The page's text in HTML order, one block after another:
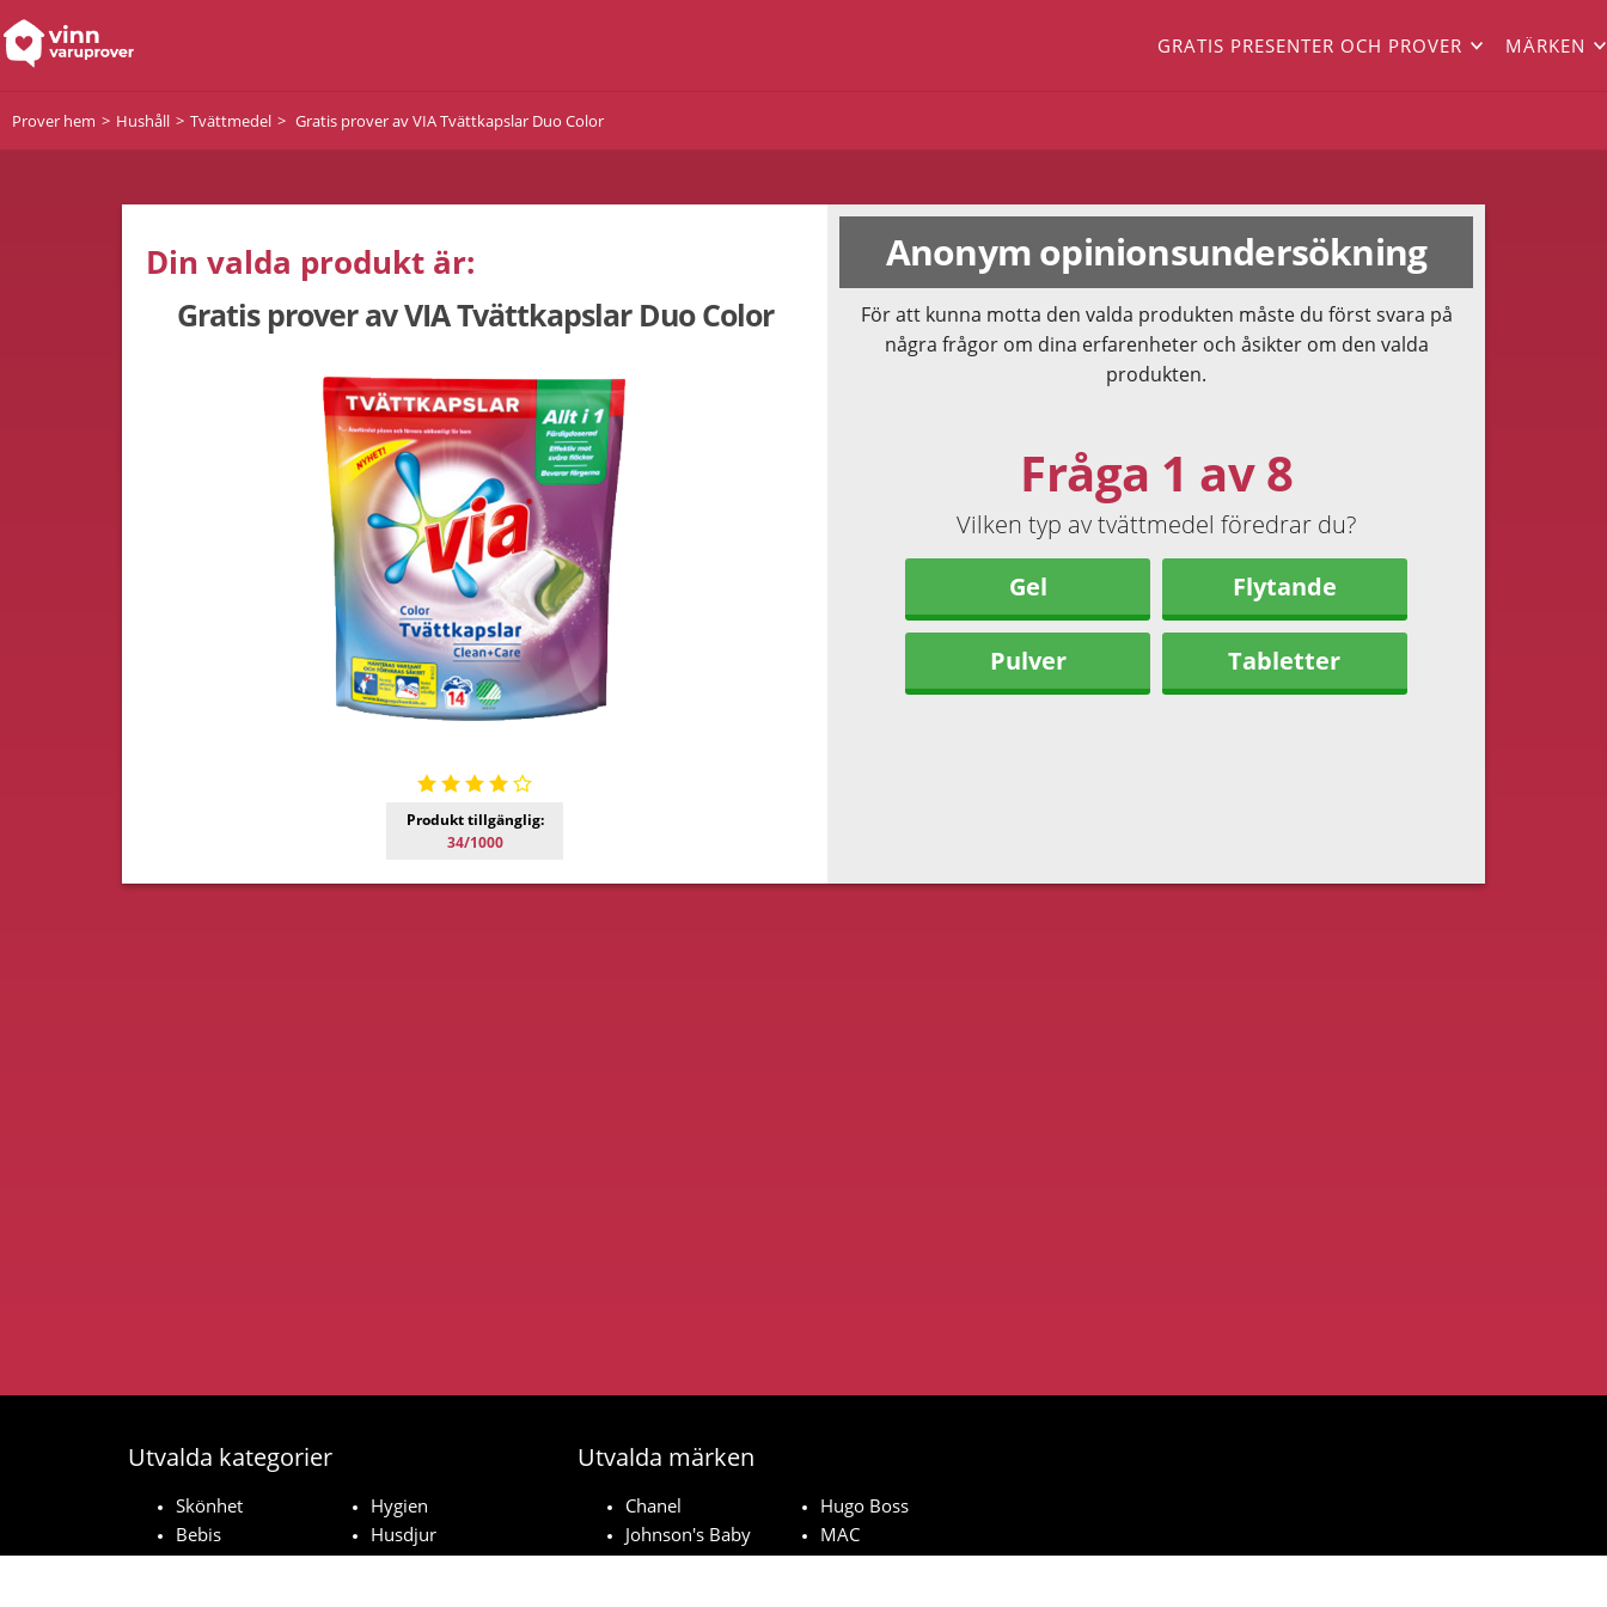
GRATIS PRESENTER OCH PROVER MÄRKEN
Prover hem Hushåll Tvättmedel Gratis prover av VIA Tvättkapslar Duo Color
Din valda produkt är:
Gratis prover av VIA Tvättkapslar Duo Color
Produkt tillgänglig:
34/1000
Anonym opinionsundersökning
För att kunna motta den valda produkten måste du först svara på
några frågor om dina erfarenheter och åsikter om den valda
produkten.
Fråga 1 av 8
Vilken typ av tvättmedel föredrar du?
Gel
Flytande
Pulver Tabletter
Utvalda kategorier
Skönhet
Hygien
Bebis
Husdjur
Hushåll
Utvalda märken
Chanel
Hugo Boss
Johnson's Baby
MAC
Bozita